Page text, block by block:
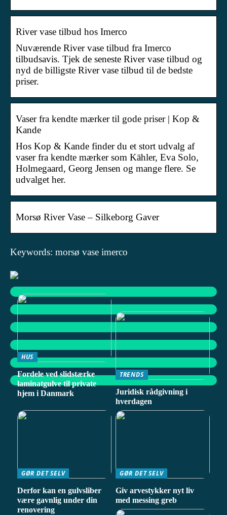
River vase tilbud hos Imerco
Nuværende River vase tilbud fra Imerco
tilbudsavis. Tjek de seneste River vase tilbud og
nyd de billigste River vase tilbud til de bedste
priser.
Vaser fra kendte mærker til gode priser | Kop &
Kande
Hos Kop & Kande finder du et stort udvalg af
vaser fra kendte mærker som Kähler, Eva Solo,
Holmegaard, Georg Jensen og mange flere. Se
udvalget her.
Morsø River Vase – Silkeborg Gaver
Keywords: morsø vase imerco
HUS
Fordele ved slidstærke
laminatgulve til private
hjem i Danmark
TRENDS
Juridisk rådgivning i
hverdagen
GØR DET SELV
Derfor kan en gulvsliber
være gavnlig under din
renovering
GØR DET SELV
Giv arvestykker nyt liv
med messing greb